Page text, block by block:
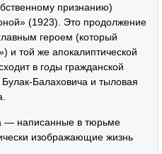
признанию)
(1923). Это продолжение
героем (который
и той же апокалиптической
в годы гражданской
Балаховича и тыловая
— написанные в тюрьме
изображающие жизнь